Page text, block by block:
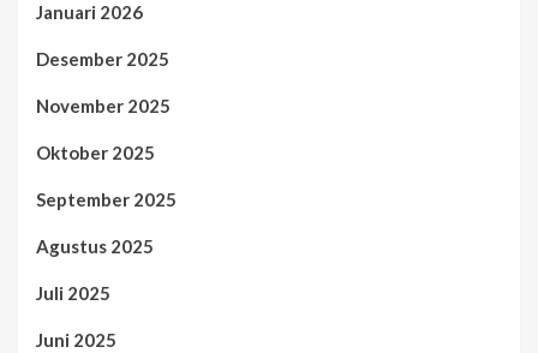
Januari 2026
Desember 2025
November 2025
Oktober 2025
September 2025
Agustus 2025
Juli 2025
Juni 2025